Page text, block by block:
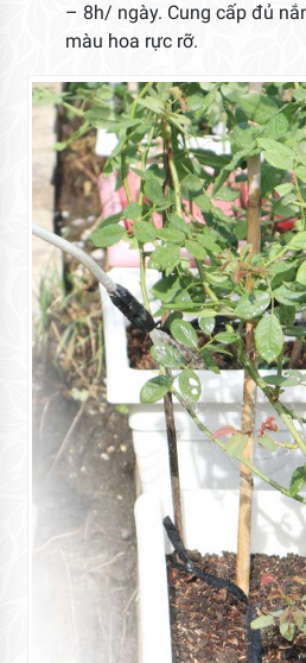
– 8h/ ngày. Cung cấp đủ
màu hoa rực rỡ.